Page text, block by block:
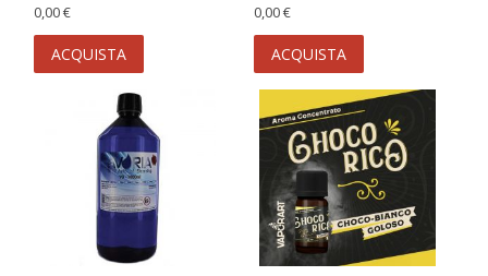
0,00 €
ACQUISTA
0,00 €
ACQUISTA